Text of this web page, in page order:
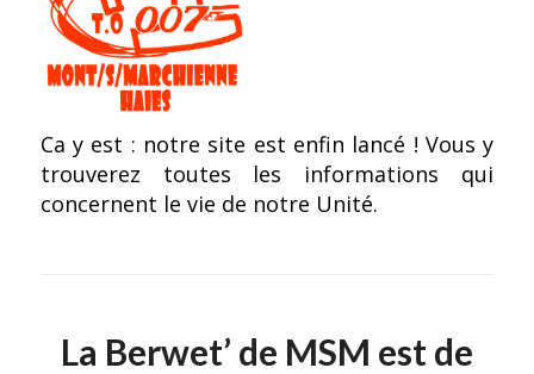
Ca y est : notre site est enfin lancé ! Vous y
trouverez toutes les informations qui
concernent le vie de notre Unité.
La Berwet’ de MSM est de